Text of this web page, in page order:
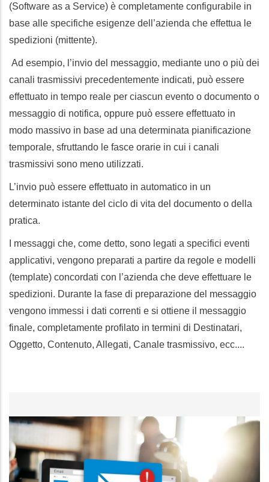
(Software as a Service) è completamente configurabile in
base alle specifiche esigenze dell’azienda che effettua le
spedizioni (mittente).
Ad esempio, l’invio del messaggio, mediante uno o più dei
canali trasmissivi precedentemente indicati, può essere
effettuato in tempo reale per ciascun evento o documento o
messaggio di notifica, oppure può essere effettuato in
modo massivo in base ad una determinata pianificazione
temporale, sfruttando le fasce orarie in cui i canali
trasmissivi sono meno utilizzati.
L’invio può essere effettuato in automatico in un
determinato istante del ciclo di vita del documento o della
pratica.
I messaggi che, come detto, sono legati a specifici eventi
applicativi, vengono preparati a partire da regole e modelli
(template) concordati con l’azienda che deve effettuare le
spedizioni. Durante la fase di preparazione del messaggio
vengono immessi i dati correnti e si ottiene il messaggio
finale, completamente profilato in termini di Destinatari,
Oggetto, Contenuto, Allegati, Canale trasmissivo, ecc....